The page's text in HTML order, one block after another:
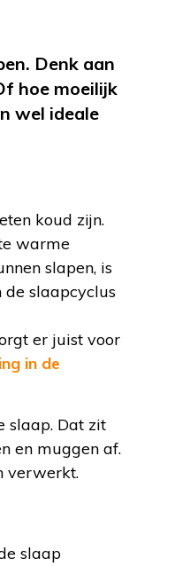
Denk aan
hoe moeilijk
wel ideale
koud zijn.
warme
slapen, is
de slaapcyclus
er juist voor
in de
slaap. Dat zit
en muggen af.
verwerkt.
slaap